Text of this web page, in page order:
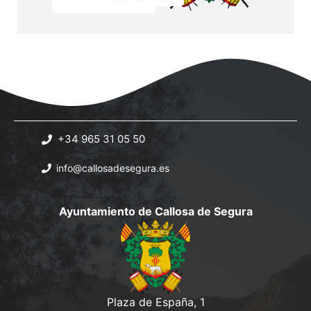
+34 965 31 05 50
info@callosadesegura.es
Ayuntamiento de Callosa de Segura
Plaza de España, 1